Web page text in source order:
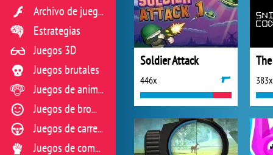
Soldier Attack
446x 383x
Archivo de juegos flash
Estrategias
Juegos 3D
Juegos brutales
Juegos de animales
Juegos de broma
Juegos de carreras
Juegos de combate